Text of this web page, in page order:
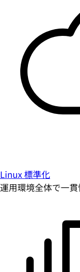
Linux 標準化
運用環境全体で一貫